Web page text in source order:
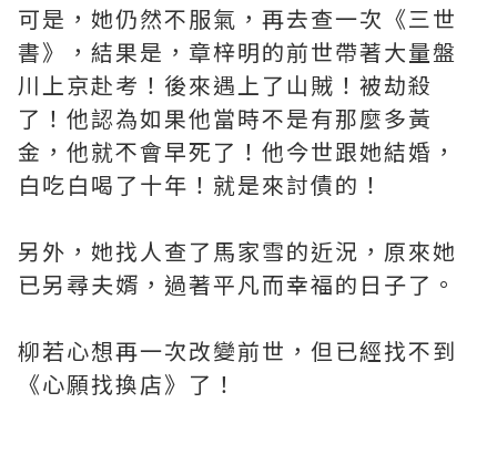
可是，她仍然不服氣，再去查一次《三世
書》，結果是，章梓明的前世帶著大量盤
川上京赴考！後來遇上了山賊！被劫殺
了！他認為如果他當時不是有那麼多黃
金，他就𣎴會早死了！他今世跟她結婚，
白吃白喝了十年！就是來討債的！
另外，她找人查了馬家雪的近況，原來她
已另尋夫婿，過著平凡而幸福的日子了。
柳若心想再一次改變前世，但已經找不到
《心願找換店》了！